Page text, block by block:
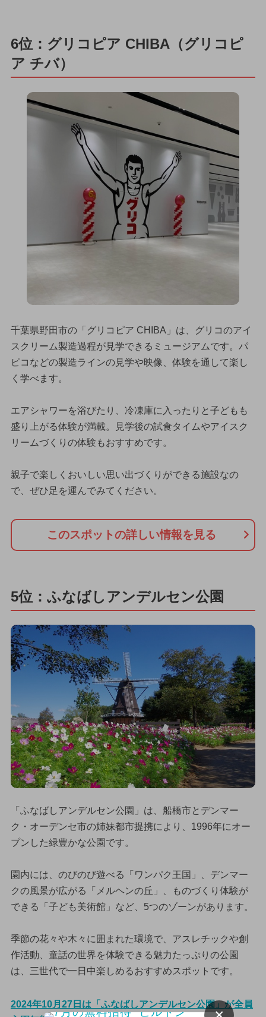
6位：グリコピア CHIBA（グリコピ
ア チバ）
千葉県野田市の「グリコピア CHIBA」は、グリコのアイ
スクリーム製造過程が見学できるミュージアムです。パ
ピコなどの製造ラインの見学や映像、体験を通して楽し
く学べます。
エアシャワーを浴びたり、冷凍庫に入ったりと子どもも
盛り上がる体験が満載。見学後の試食タイムやアイスク
リームづくりの体験もおすすめです。
親子で楽しくおいしい思い出づくりができる施設なの
で、ぜひ足を運んでみてください。
このスポットの詳しい情報を見る
5位：ふなばしアンデルセン公園
「ふなばしアンデルセン公園」は、船橋市とデンマー
ク・オーデンセ市の姉妹都市提携により、1996年にオー
プンした緑豊かな公園です。
園内には、のびのび遊べる「ワンパク王国」、デンマー
クの風景が広がる「メルヘンの丘」、ものづくり体験が
できる「子ども美術館」など、5つのゾーンがあります。
季節の花々や木々に囲まれた環境で、アスレチックや創
作活動、童話の世界を体験できる魅力たっぷりの公園
は、三世代で一日中楽しめるおすすめスポットです。
2024年10月27日は「ふなばしアンデルセン公園」が全員